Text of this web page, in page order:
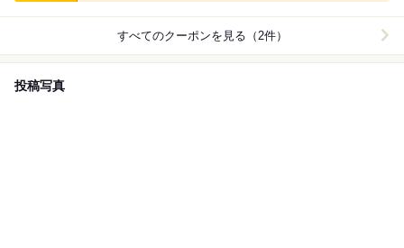
すべてのクーポンを見る（2件）
投稿写真